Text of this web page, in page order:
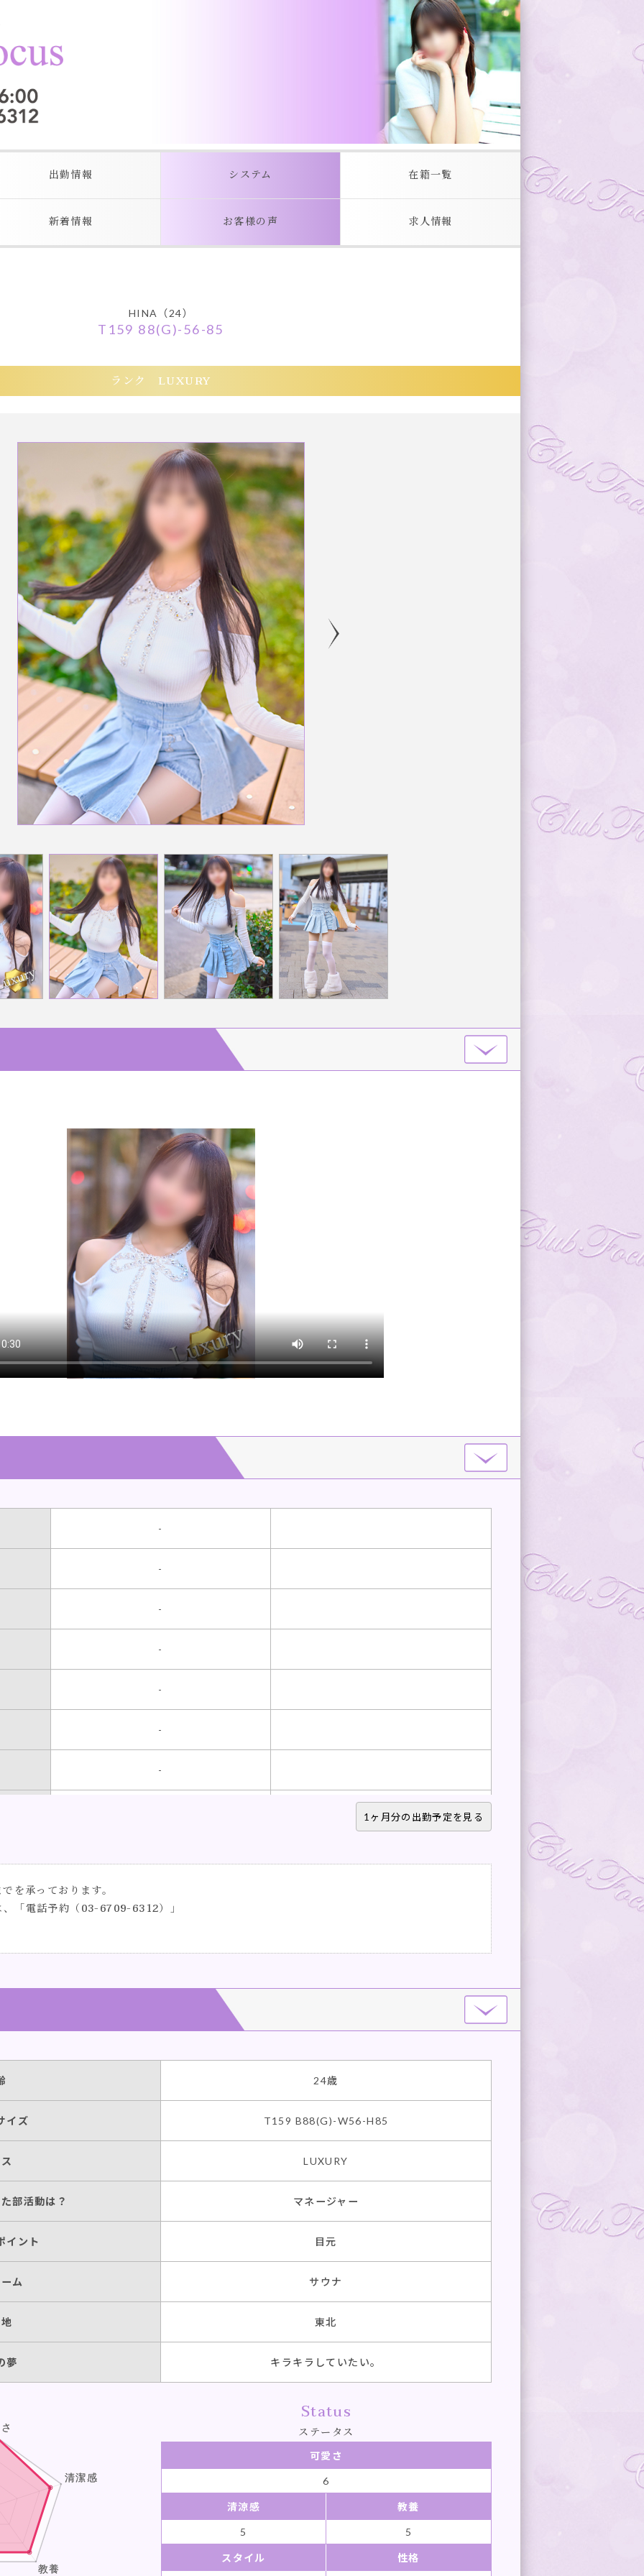
出勤情報 システム 在籍一覧
新着情報 お客様の声 求人情報
HINA（24）
T159 88(G)-56-85
ランク LUXURY
-
-
-
-
-
-
-
-
1ヶ月分の出勤予定を見る
を承っております。
「電話予約（03-6709-6312）」
24歳
イズ T159 B88(G)-W56-H85
LUXURY
部活動は？ マネージャー
イント 目元
ム サウナ
東北
夢 キラキラしていたい。
Status
ステータス
可愛さ
6
清涼感 教養
5 5
スタイル 性格